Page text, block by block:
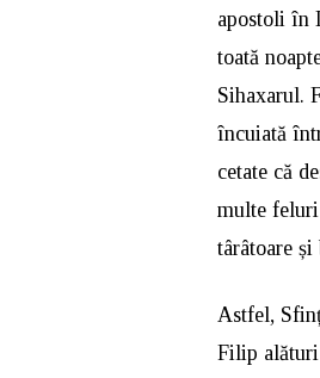
apostoli în
toată
Sihaxarul.
încuiată
cetate că
multe feluri
târâtoare și
Astfel,
Filip